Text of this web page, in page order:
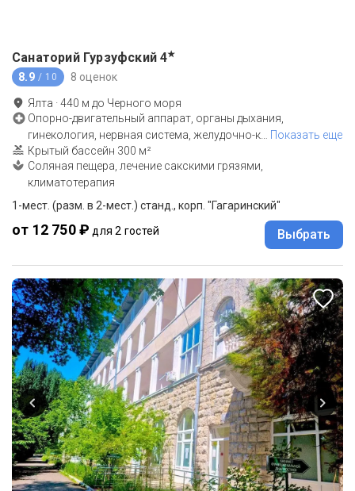
Санаторий Гурзуфский 4★
8.9 / 10 8 оценок
Ялта ·440 м до Черного моря
Опорно-двигательный аппарат, органы дыхания,
гинекология, нервная система, желудочно-к… Показать еще
Крытый бассейн 300 м²
Соляная пещера, лечение сакскими грязями,
климатотерапия
1-мест. (разм. в 2-мест.) станд., корп. "Гагаринский"
от 12 750 ₽ для 2 гостей Выбрать